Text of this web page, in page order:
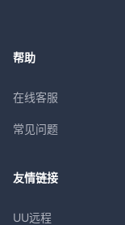
帮助
在线客服
常见问题
友情链接
UU远程